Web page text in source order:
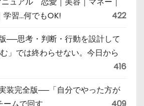
学習…何でもOK!
422
──思考・判断・行動を設計して
」では終わらせない。今日から
416
装完全版──「自分でやった方が